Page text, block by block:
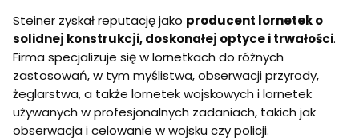
Steiner zyskał reputację jako producent lornetek o
solidnej konstrukcji, doskonałej optyce i trwałości.
Firma specjalizuje się w lornetkach do różnych
zastosowań, w tym myślistwa, obserwacji przyrody,
żeglarstwa, a także lornetek wojskowych i lornetek
używanych w profesjonalnych zadaniach, takich jak
obserwacja i celowanie w wojsku czy policji.